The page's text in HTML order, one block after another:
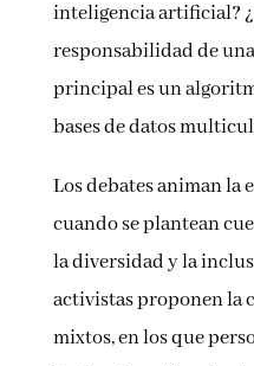
inteligencia artificial?
responsabilidad de
principal es un
bases de datos
Los debates animan la
cuando se plantean
la diversidad y la
activistas proponen la
mixtos, en los que